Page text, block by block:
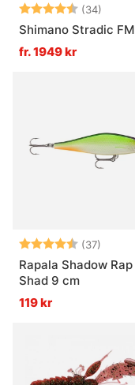
Betyg: (34)
4.8
Shimano Stradic FM
fr. 1949 kr
Betyg: (37)
4.4
Rapala Shadow Rap
Shad 9 cm
119 kr